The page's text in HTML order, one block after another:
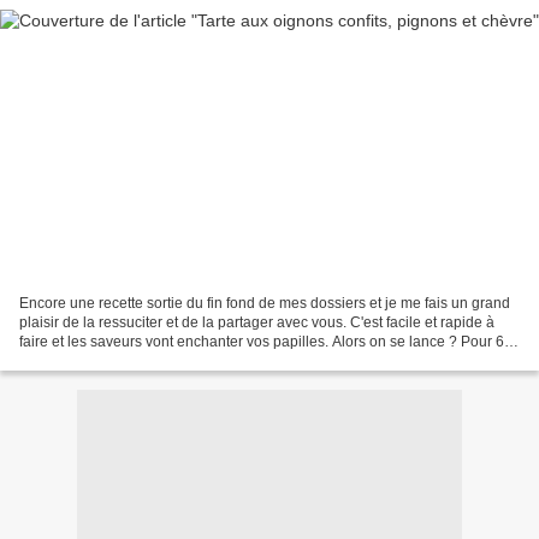
Encore une recette sortie du fin fond de mes dossiers et je me fais un grand
plaisir de la ressuciter et de la partager avec vous. C'est facile et rapide à
faire et les saveurs vont enchanter vos papilles. Alors on se lance ? Pour 6